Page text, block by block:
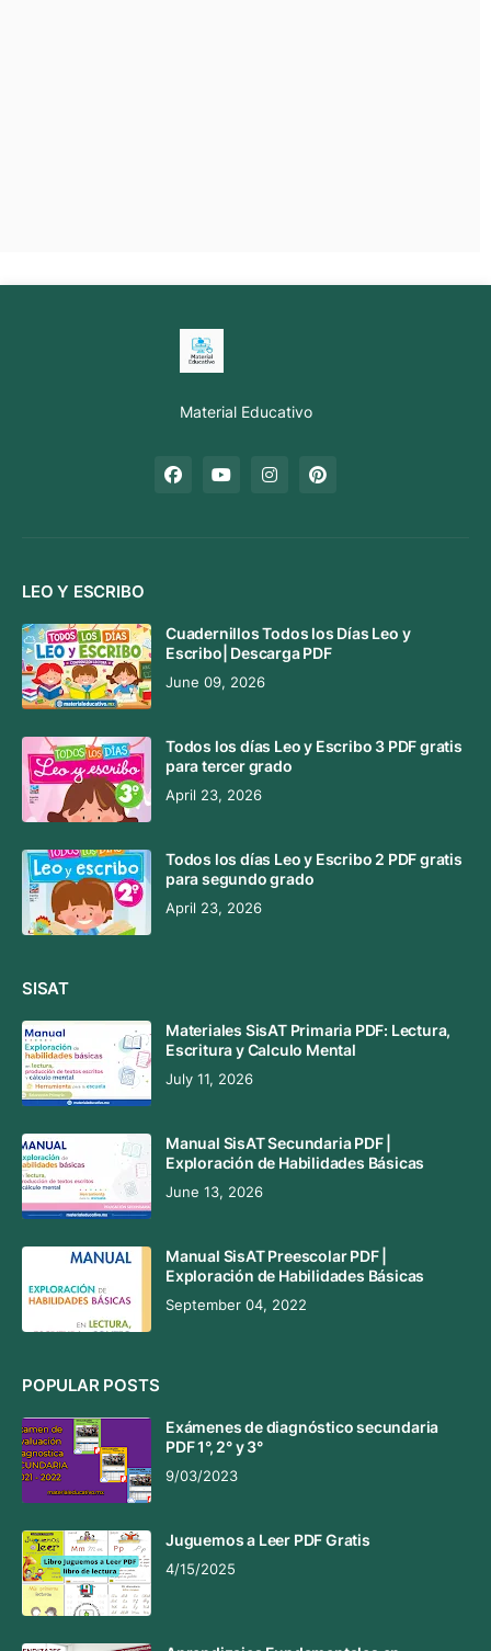
Material Educativo
LEO Y ESCRIBO
Cuadernillos Todos los Días Leo y
Escribo| Descarga PDF
June 09, 2026
Todos los días Leo y Escribo 3 PDF gratis
para tercer grado
April 23, 2026
Todos los días Leo y Escribo 2 PDF gratis
para segundo grado
April 23, 2026
SISAT
Materiales SisAT Primaria PDF: Lectura,
Escritura y Calculo Mental
July 11, 2026
Manual SisAT Secundaria PDF |
Exploración de Habilidades Básicas
June 13, 2026
Manual SisAT Preescolar PDF |
Exploración de Habilidades Básicas
September 04, 2022
POPULAR POSTS
Exámenes de diagnóstico secundaria
PDF 1°, 2° y 3°
9/03/2023
Juguemos a Leer PDF Gratis
4/15/2025